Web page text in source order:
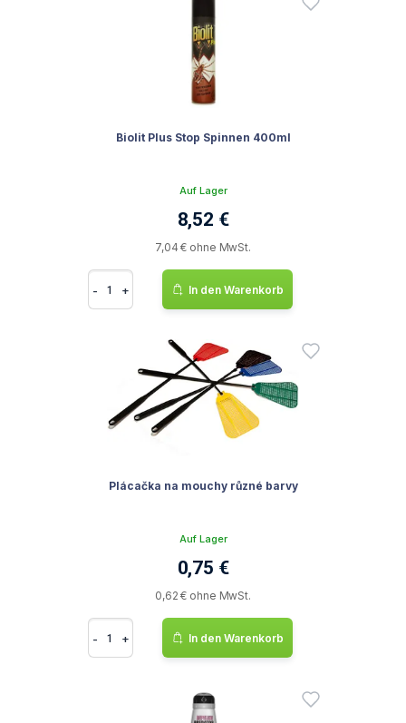
Biolit Plus Stop Spinnen 400ml
Auf Lager
8,52 €
7,04 € ohne MwSt.
- + In den Warenkorb
Plácačka na mouchy různé barvy
Auf Lager
0,75 €
0,62 € ohne MwSt.
- + In den Warenkorb